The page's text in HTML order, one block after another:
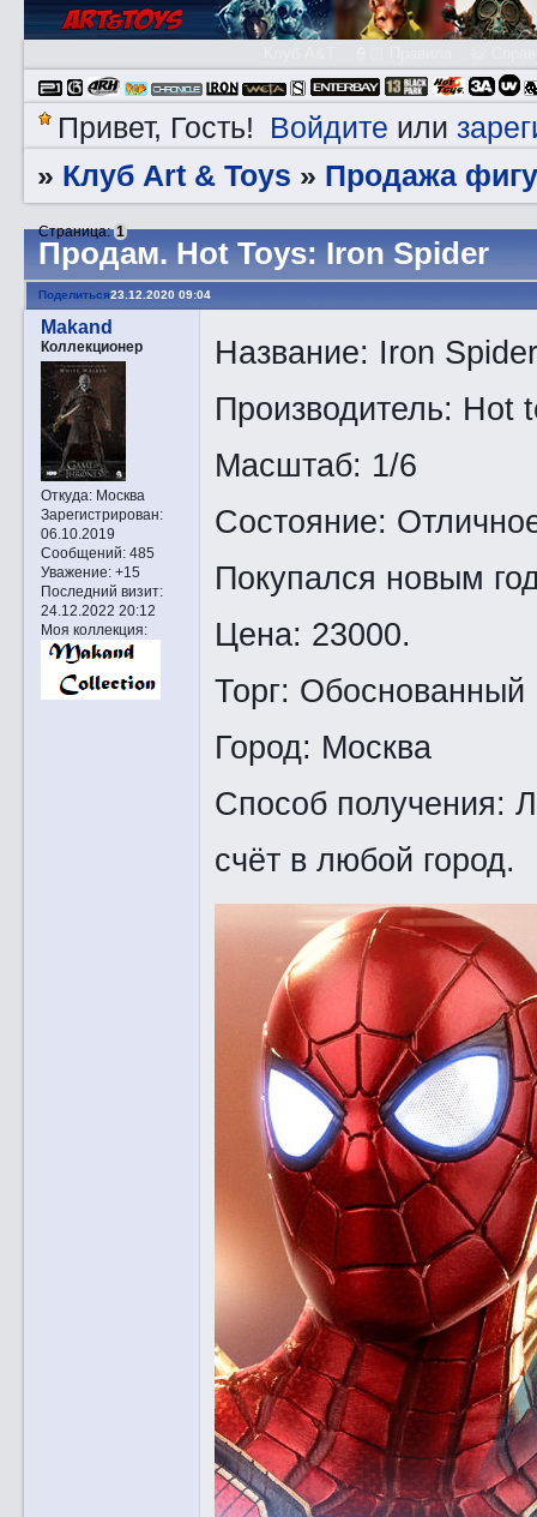
Привет, Гость! Войдите или
» Клуб Art & Toys » Продажа
Прoдам. Hot Toys: Iron Spider
Страница:1
Поделиться23.12.2020 09:04
Makand
Коллекционер
Откуда:Москва
Зарегистрирован:
06.10.2019
Сообщений:485
Уважение: +15
Последний визит:
24.12.2022 20:12
Моя коллекция:
Название: Iron Spider
Производитель: Hot
Масштаб: 1/6
Состояние:
Покупался новым
Цена: 23000.
Торг: Обоснованный
Город: Москва
Способ получения:
счёт в любой город.